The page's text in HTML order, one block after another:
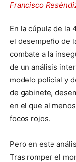
Francisco
En la cúpula de la
el desempeño de
combate a la
de un análisis
modelo policial y
de gabinete,
en el que al
focos rojos.
Pero en este
Tras romper el